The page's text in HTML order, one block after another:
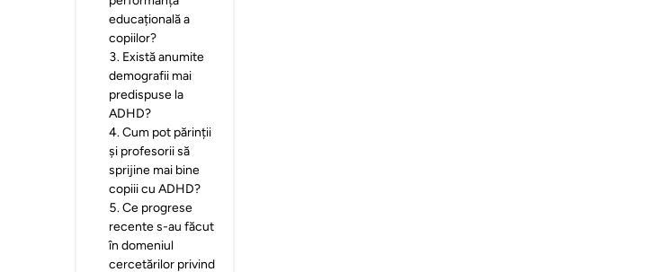
educațională a
copiilor?
3. Există anumite
demografii mai
predispuse la
ADHD?
4.Cum pot părinții
și profesorii să
sprijine mai bine
copiii cu ADHD?
5.Ce progrese
recente s-au făcut
în domeniul
cercetărilor privind